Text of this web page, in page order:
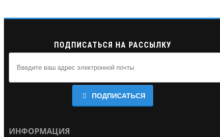
ПОДПИСАТЬСЯ НА РАССЫЛКУ
ПОДПИСАТЬСЯ
ИНФОРМАЦИЯ